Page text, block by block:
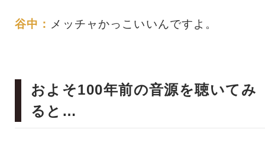
谷中： メッチャかっこいいんですよ。
およそ100年前の音源を聴いてみ
ると…